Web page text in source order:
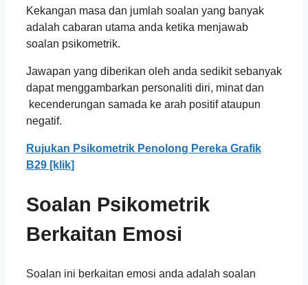
Kekangan masa dan jumlah soalan yang banyak
adalah cabaran utama anda ketika menjawab
soalan psikometrik.
Jawapan yang diberikan oleh anda sedikit sebanyak
dapat menggambarkan personaliti diri, minat dan
kecenderungan samada ke arah positif ataupun
negatif.
Rujukan Psikometrik Penolong Pereka Grafik
B29 [klik]
Soalan Psikometrik
Berkaitan Emosi
Soalan ini berkaitan emosi anda adalah soalan